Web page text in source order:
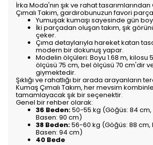
İrka Moda'nın şık ve rahat
Çımalı Takım, gardırobunuzun favori
Yumuşak kumaşı sayesinde gün
İki parçadan oluşan takım, şık
çeker.
Çıma detaylarıyla hareket katan
modern bir dokunuş yapar.
Modelin ölçüleri: Boyu 1.68 m, kilosu
ölçüsü 75 cm, bel ölçüsü 70 cm'dir
giymektedir.
Şıklığı ve rahatlığı bir arada arayanların
Kumaş Çımalı Takım, her mevsim
tamamlayacak şık bir seçenektir.
Genel bir rehber olarak:
36 Beden:50-55 kg (Göğüs: 84 cm,
Basen: 90 cm)
38 Beden:56-60 kg (Göğüs: 88 cm,
Basen: 94 cm)
40 Bede